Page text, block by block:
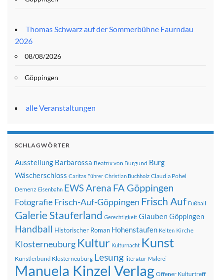
Thomas Schwarz auf der Sommerbühne Faurndau
2026
08/08/2026
Göppingen
alle Veranstaltungen
SCHLAGWÖRTER
Ausstellung Barbarossa Beatrix von Burgund Burg
Wäscherschloss Caritas Führer Christian Buchholz Claudia Pohel
Demenz Eisenbahn EWS Arena FA Göppingen
FotografieFrisch-Auf-Göppingen Frisch Auf Fußball
Galerie Stauferland Gerechtigkeit Glauben Göppingen
Handball Historischer Roman Hohenstaufen Kelten Kirche
Klosterneuburg Kultur Kulturnacht Kunst
Künstlerbund Klosterneuburg Lesung literatur Malerei
Manuela Kinzel Verlag Offener Kulturtreff